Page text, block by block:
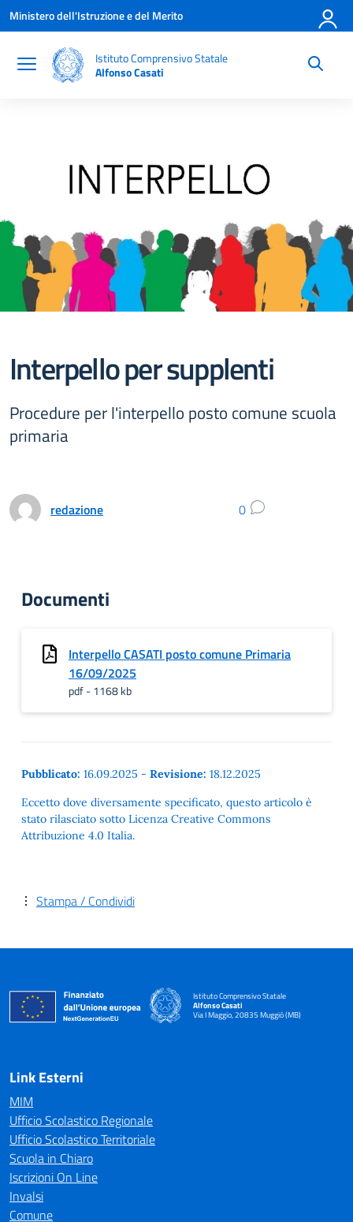
Vai ai contenuti
Vai al menu di navigazione
Vai al footer
Ministero dell'Istruzione e del Merito
Istituto Comprensivo Statale
Alfonso Casati
Interpello per supplenti
Procedure per l'interpello posto comune scuola
primaria
redazione 0
Documenti
Interpello CASATI posto comune Primaria
16/09/2025
pdf - 1168 kb
Pubblicato: 16.09.2025 - Revisione: 18.12.2025
Eccetto dove diversamente specificato, questo articolo è
stato rilasciato sotto Licenza Creative Commons
Attribuzione 4.0 Italia.
Stampa / Condividi
Istituto Comprensivo Statale
Alfonso Casati
Via I Maggio, 20835 Muggiò (MB)
Link Esterni
MIM
Ufficio Scolastico Regionale
Ufficio Scolastico Territoriale
Scuola in Chiaro
Iscrizioni On Line
Invalsi
Comune